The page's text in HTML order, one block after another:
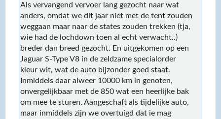
Als vervangend vervoer lang gezocht naar wat
anders, omdat we dit jaar niet met de tent zouden
weggaan maar naar de states zouden trekken (tja,
wie had de lochdown toen al echt verwacht..)
breder dan breed gezocht. En uitgekomen op een
Jaguar S-Type V8 in de zeldzame specialorder
kleur wit, wat de auto bijzonder goed staat.
Inmiddels daar alweer 10000 km in genoten,
onvergelijkbaar met de 850 wat een heerlijke bak
om mee te sturen. Aangeschaft als tijdelijke auto,
maar inmiddels zijn we overtuigd dat ie mag